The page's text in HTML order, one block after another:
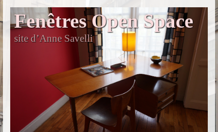
Fenêtres Open Space
site d’Anne Savelli